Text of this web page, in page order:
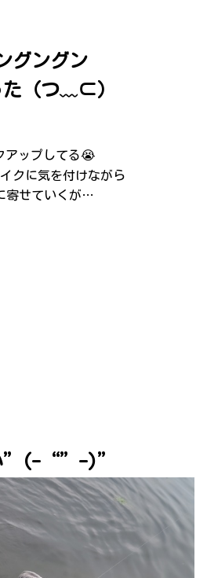
グングン
（つ﹏⊂）
アップしてる😭
クに気を付けながら
寄せていくが…
”(-“”-)”